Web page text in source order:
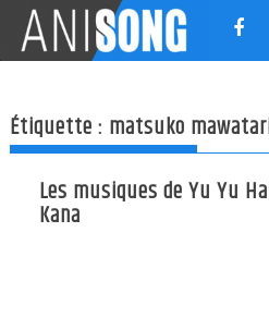
content
Étiquette : matsuko
Les musiques de Yu Yu
Kana